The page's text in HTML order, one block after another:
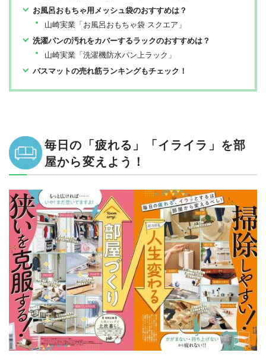
お風呂おもちゃ用メッシュ袋のおすすめは？
山崎実業「お風呂おもちゃ袋 スクエア」
洗濯パンの汚れをカバーするラックのおすすめは？
山崎実業「洗濯機防水パン上ラック」
バスマットの売れ筋ランキングもチェック！
毎日の「疲れる」「イライラ」を部
屋から変えよう！